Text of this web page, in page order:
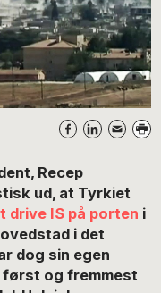
Recep
ud, at Tyrkiet
drive IS på porten i
i det
dog sin egen
først og fremmest